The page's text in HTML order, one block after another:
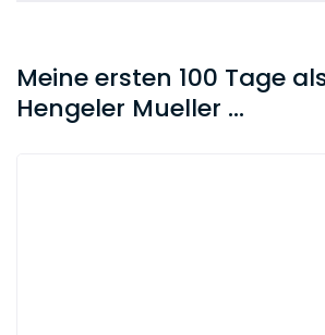
Meine ersten 100 Tage
Hengeler Mueller ...